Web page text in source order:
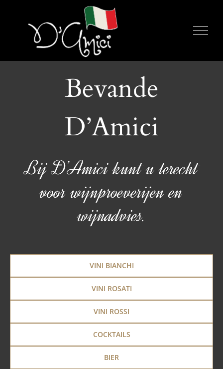
Bevande
D’Amici
Bij D’Amici kunt u terecht
voor wijnproeverijen en
wijnadvies.
VINI BIANCHI
VINI ROSATI
VINI ROSSI
COCKTAILS
BIER